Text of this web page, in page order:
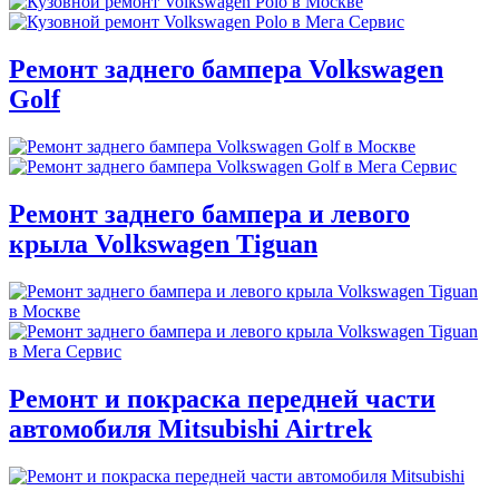
Ремонт заднего бампера Volkswagen
Golf
Ремонт заднего бампера и левого
крыла Volkswagen Tiguan
Ремонт и покраска передней части
автомобиля Mitsubishi Airtrek